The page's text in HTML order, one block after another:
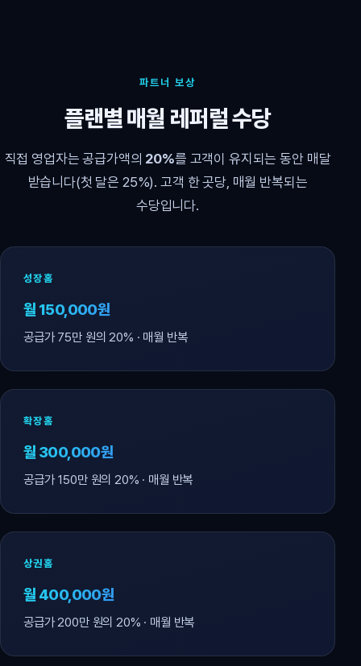
파트너 보상
플랜별 매월 레퍼럴 수당
직접 영업자는 공급가액의 20%를 고객이 유지되는 동안 매달
받습니다(첫 달은 25%). 고객 한 곳당, 매월 반복되는
수당입니다.
성장홈
월 150,000원
공급가 75만 원의 20% · 매월 반복
확장홈
월 300,000원
공급가 150만 원의 20% · 매월 반복
상권홈
월 400,000원
공급가 200만 원의 20% · 매월 반복